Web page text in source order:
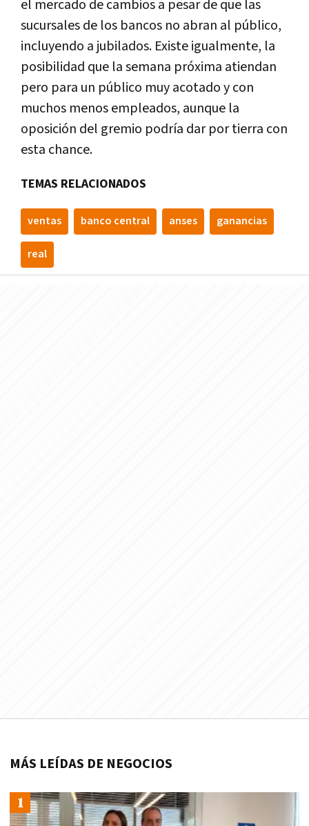
el mercado de cambios a pesar de que las
sucursales de los bancos no abran al público,
incluyendo a jubilados. Existe igualmente, la
posibilidad que la semana próxima atiendan
pero para un público muy acotado y con
muchos menos empleados, aunque la
oposición del gremio podría dar por tierra con
esta chance.
TEMAS RELACIONADOS
ventas banco central anses ganancias
real
MÁS LEÍDAS DE NEGOCIOS